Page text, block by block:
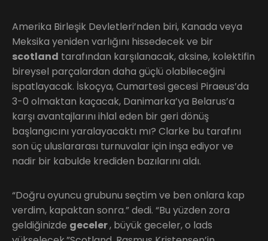
Amerika Birleşik Devletleri’nden biri, Kanada veya
Meksika yeniden varlığını hissedecek ve bir
scotland tarafından karşılanacak, aksine, kolektifin
bireysel parçalardan daha güçlü olabileceğini
ispatlayacak. İskoçya, Cumartesi gecesi Piraeus’da
3-0 olmaktan kaçacak, Danimarka’ya Belarus’a
karşı avantajlarını ihlal eden bir geri dönüş
başlangıcını yaralayacaktı mı? Clarke bu tarafını
son üç uluslararası turnuvalar için inşa ediyor ve
nadir bir kabulde krediden bazılarını aldı.
“Doğru oyuncu grubunu seçtim ve ben onlara kap
verdim, kapaktan sonra.” dedi. “Bu yüzden zora
geldiğinizde geceler, büyük geceler, o lads